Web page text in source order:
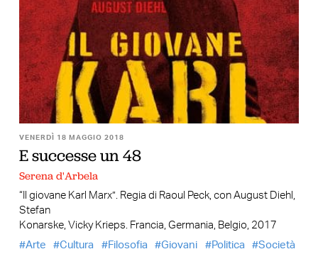
VENERDÌ 18 MAGGIO 2018
E successe un 48
Serena d'Arbela
“Il giovane Karl Marx”. Regia di Raoul Peck, con August Diehl,
Stefan
Konarske, Vicky Krieps. Francia, Germania, Belgio, 2017
Arte
Cultura Filosofia Giovani Politica
Società